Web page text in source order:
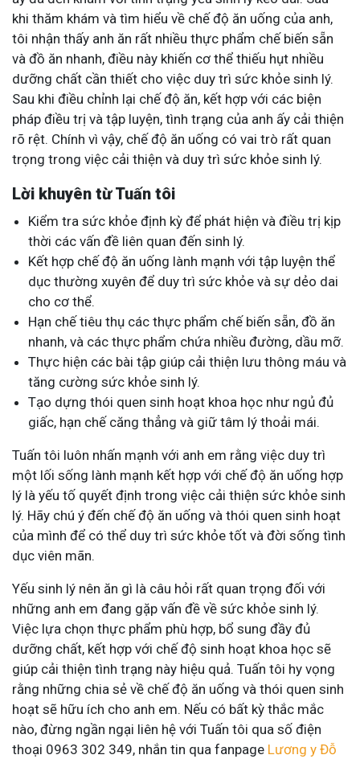
khi thăm khám và tìm hiểu về chế độ ăn uống của anh,
tôi nhận thấy anh ăn rất nhiều thực phẩm chế biến sẵn
và đồ ăn nhanh, điều này khiến cơ thể thiếu hụt nhiều
dưỡng chất cần thiết cho việc duy trì sức khỏe sinh lý.
Sau khi điều chỉnh lại chế độ ăn, kết hợp với các biện
pháp điều trị và tập luyện, tình trạng của anh ấy cải thiện
rõ rệt. Chính vì vậy, chế độ ăn uống có vai trò rất quan
trọng trong việc cải thiện và duy trì sức khỏe sinh lý.
Lời khuyên từ Tuấn tôi
Kiểm tra sức khỏe định kỳ để phát hiện và điều trị kịp
thời các vấn đề liên quan đến sinh lý.
Kết hợp chế độ ăn uống lành mạnh với tập luyện thể
dục thường xuyên để duy trì sức khỏe và sự dẻo dai
cho cơ thể.
Hạn chế tiêu thụ các thực phẩm chế biến sẵn, đồ ăn
nhanh, và các thực phẩm chứa nhiều đường, dầu mỡ.
Thực hiện các bài tập giúp cải thiện lưu thông máu và
tăng cường sức khỏe sinh lý.
Tạo dựng thói quen sinh hoạt khoa học như ngủ đủ
giấc, hạn chế căng thẳng và giữ tâm lý thoải mái.
Tuấn tôi luôn nhấn mạnh với anh em rằng việc duy trì
một lối sống lành mạnh kết hợp với chế độ ăn uống hợp
lý là yếu tố quyết định trong việc cải thiện sức khỏe sinh
lý. Hãy chú ý đến chế độ ăn uống và thói quen sinh hoạt
của mình để có thể duy trì sức khỏe tốt và đời sống tình
dục viên mãn.
Yếu sinh lý nên ăn gì là câu hỏi rất quan trọng đối với
những anh em đang gặp vấn đề về sức khỏe sinh lý.
Việc lựa chọn thực phẩm phù hợp, bổ sung đầy đủ
dưỡng chất, kết hợp với chế độ sinh hoạt khoa học sẽ
giúp cải thiện tình trạng này hiệu quả. Tuấn tôi hy vọng
rằng những chia sẻ về chế độ ăn uống và thói quen sinh
hoạt sẽ hữu ích cho anh em. Nếu có bất kỳ thắc mắc
nào, đừng ngần ngại liên hệ với Tuấn tôi qua số điện
thoại 0963 302 349, nhắn tin qua fanpage Lương y Đỗ